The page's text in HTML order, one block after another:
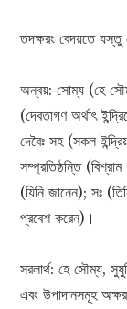
তদক্ষরং বেদয়তে যস্তু
অন্বয়: সোম্য (হে
(দেবতাগণ অর্থাৎ
দেবৈঃ সহ (সকল
সম্প্রতিষ্ঠন্তি
(যিনি জানেন); সঃ
প্রবেশ করেন)।
সরলার্থ: হে সৌম্য,
এবং উপাদানসমূহ